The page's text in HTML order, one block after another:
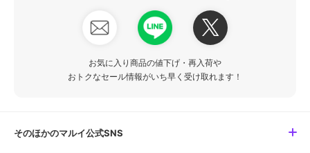
お気に入り商品の値下げ・再入荷や
おトクなセール情報がいち早く受け取れます！
そのほかのマルイ公式SNS